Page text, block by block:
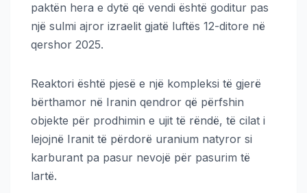
paktën hera e dytë që vendi është goditur pas
një sulmi ajror izraelit gjatë luftës 12-ditore në
qershor 2025.
Reaktori është pjesë e një kompleksi të gjerë
bërthamor në Iranin qendror që përfshin
objekte për prodhimin e ujit të rëndë, të cilat i
lejojnë Iranit të përdorë uranium natyror si
karburant pa pasur nevojë për pasurim të
lartë.